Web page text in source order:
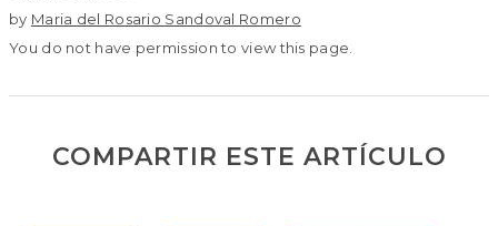
by Maria del Rosario Sandoval Romero
You do not have permission to view this page.
COMPARTIR ESTE ARTÍCULO